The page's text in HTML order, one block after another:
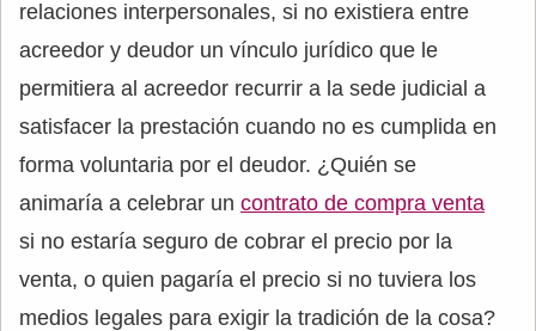
relaciones interpersonales, si no existiera entre
acreedor y deudor un vínculo jurídico que le
permitiera al acreedor recurrir a la sede judicial a
satisfacer la prestación cuando no es cumplida en
forma voluntaria por el deudor. ¿Quién se
animaría a celebrar un contrato de compra venta
si no estaría seguro de cobrar el precio por la
venta, o quien pagaría el precio si no tuviera los
medios legales para exigir la tradición de la cosa?